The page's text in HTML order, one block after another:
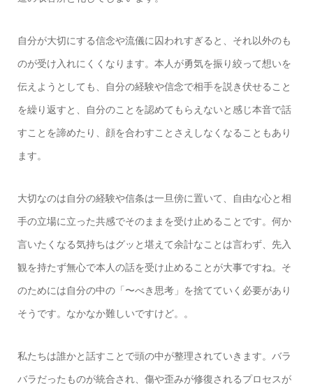
自分が大切にする信念や流儀に囚われすぎると、それ以外のも
のが受け入れにくくなります。本人が勇気を振り絞って想いを
伝えようとしても、自分の経験や信念で相手を説き伏せること
を繰り返すと、自分のことを認めてもらえないと感じ本音で話
すことを諦めたり、顔を合わすことさえしなくなることもあり
ます。
大切なのは自分の経験や信条は一旦傍に置いて、自由な心と相
手の立場に立った共感でそのままを受け止めることです。何か
言いたくなる気持ちはグッと堪えて余計なことは言わず、先入
観を持たず無心で本人の話を受け止めることが大事ですね。そ
のためには自分の中の「〜べき思考」を捨てていく必要があり
そうです。なかなか難しいですけど。。
私たちは誰かと話すことで頭の中が整理されていきます。バラ
バラだったものが統合され、傷や歪みが修復されるプロセスが